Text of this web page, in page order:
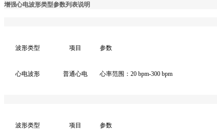
增强心电波形类型参数列表说明
波形类型 项目 参数
心电波形 普通心电 心率范围： 20 bpm-300 bpm
波形类型 项目 参数